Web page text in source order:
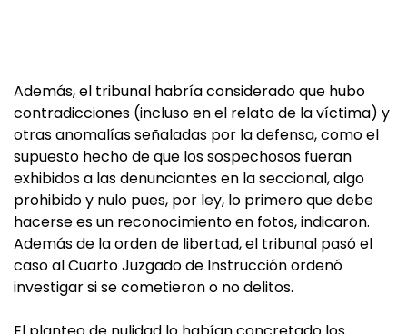
Además, el tribunal habría considerado que hubo
contradicciones (incluso en el relato de la víctima) y
otras anomalías señaladas por la defensa, como el
supuesto hecho de que los sospechosos fueran
exhibidos a las denunciantes en la seccional, algo
prohibido y nulo pues, por ley, lo primero que debe
hacerse es un reconocimiento en fotos, indicaron.
Además de la orden de libertad, el tribunal pasó el
caso al Cuarto Juzgado de Instrucción ordenó
investigar si se cometieron o no delitos.